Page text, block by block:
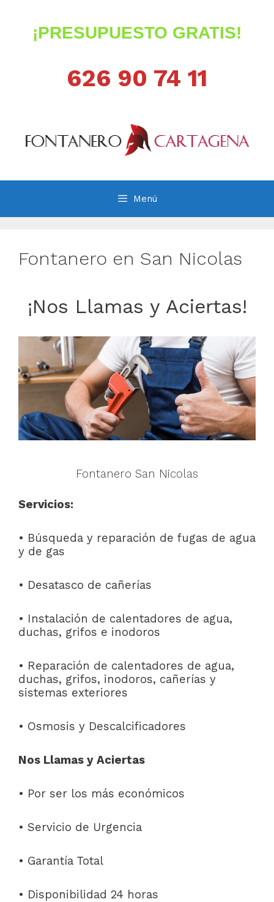
contenido¡PRESUPUESTO GRATIS!
626 90 74 11
Menú
Fontanero en San Nicolas
¡Nos Llamas y Aciertas!
Fontanero San Nicolas
Servicios:
• Búsqueda y reparación de fugas de agua
y de gas
• Desatasco de cañerías
• Instalación de calentadores de agua,
duchas, grifos e inodoros
• Reparación de calentadores de agua,
duchas, grifos, inodoros, cañerías y
sistemas exteriores
• Osmosis y Descalcificadores
Nos Llamas y Aciertas
• Por ser los más económicos
• Servicio de Urgencia
• Garantía Total
• Disponibilidad 24 horas